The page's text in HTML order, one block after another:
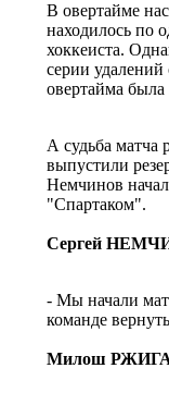
В овертайме
находилось по
хоккеиста.
серии
овертайма
А судьба матча
выпустили
Немчинов
"Спартаком".
Сергей
- Мы начали
команде
Милош